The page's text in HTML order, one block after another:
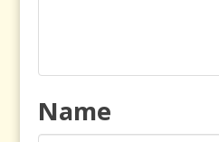
Name